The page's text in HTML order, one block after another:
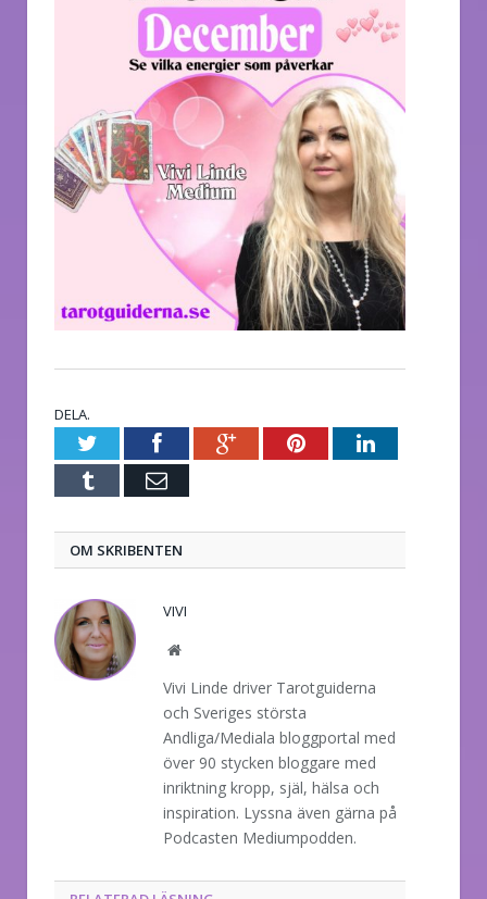
DELA.
TwitterFacebookGoogle+PinterestLinkedIn
Tumblr E-
OM SKRIBENTEN
VIVI
Website
Vivi Linde driver Tarotguiderna
och Sveriges största
Andliga/Mediala bloggportal med
över 90 stycken bloggare med
inriktning kropp, själ, hälsa och
inspiration. Lyssna även gärna på
Podcasten Mediumpodden.